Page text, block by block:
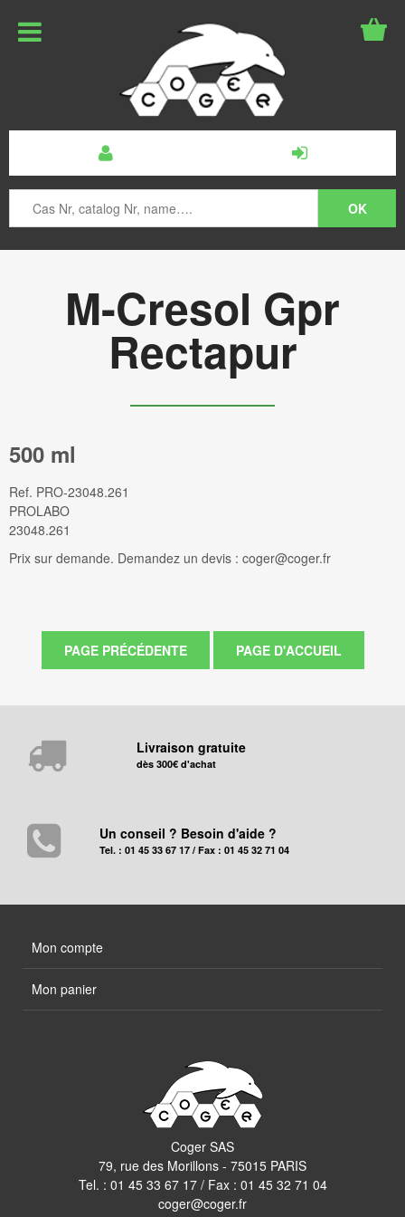
M-Cresol Gpr
Rectapur
500 ml
Ref. PRO-23048.261
PROLABO
23048.261
Prix sur demande. Demandez un devis : coger@coger.fr
Livraison gratuite
dès 300€ d'achat
Un conseil ? Besoin d'aide ?
Tel. : 01 45 33 67 17 / Fax : 01 45 32 71 04
Mon compte
Mon panier
Coger SAS
79, rue des Morillons - 75015 PARIS
Tel. : 01 45 33 67 17/ Fax : 01 45 32 71 04
coger@coger.fr